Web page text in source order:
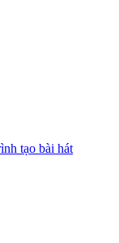
tạo bài hát